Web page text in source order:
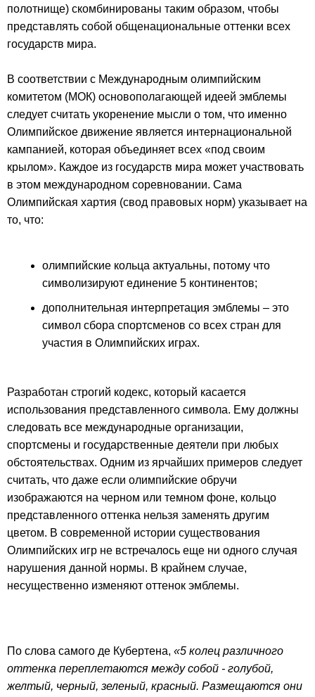
полотнище) скомбинированы таким образом, чтобы
представлять собой общенациональные оттенки всех
государств мира.
В соответствии с Международным олимпийским
комитетом (МОК) основополагающей идеей эмблемы
следует считать укоренение мысли о том, что именно
Олимпийское движение является интернациональной
кампанией, которая объединяет всех «под своим
крылом». Каждое из государств мира может участвовать
в этом международном соревновании. Сама
Олимпийская хартия (свод правовых норм) указывает на
то, что:
олимпийские кольца актуальны, потому что
символизируют единение 5 континентов;
дополнительная интерпретация эмблемы – это
символ сбора спортсменов со всех стран для
участия в Олимпийских играх.
Разработан строгий кодекс, который касается
использования представленного символа. Ему должны
следовать все международные организации,
спортсмены и государственные деятели при любых
обстоятельствах. Одним из ярчайших примеров следует
считать, что даже если олимпийские обручи
изображаются на черном или темном фоне, кольцо
представленного оттенка нельзя заменять другим
цветом. В современной истории существования
Олимпийских игр не встречалось еще ни одного случая
нарушения данной нормы. В крайнем случае,
несущественно изменяют оттенок эмблемы.
По слова самого де Кубертена, «5 колец различного
оттенка переплетаются между собой - голубой,
желтый, черный, зеленый, красный. Размещаются они